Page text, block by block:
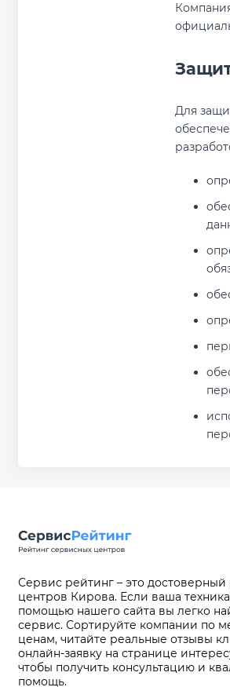
Для
Сервис рейтинг – это
центров Кирова. Если ваша
помощью нашего сайта вы легко
сервис. Сортируйте компании по
ценам, читайте реальные отзывы
онлайн-заявку на странице
чтобы получить консультацию и
помощь.